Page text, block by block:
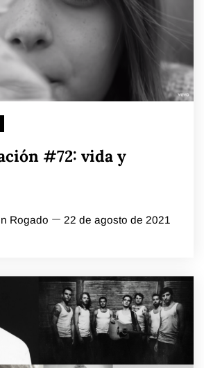
#72: vida y
Rogado 22 de agosto de 2021